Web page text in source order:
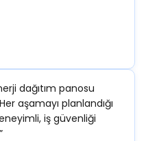
dağıtım panosu
aşamayı planlandığı
iş güvenliği